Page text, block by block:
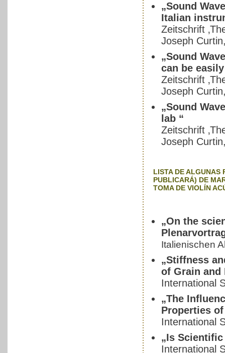
„Sound
Italian
Zeitschrift
Joseph
„Sound
can be
Zeitschrift
Joseph
„Sound
lab “
Zeitschrift
Joseph
LISTA DE ALGUNAS
PUBLICARÁ) DE
TOMA DE VIOLÍN
„On the
Italienischen
„Stiffness
of Grain and
International
„The
Properties
International
„Is
International